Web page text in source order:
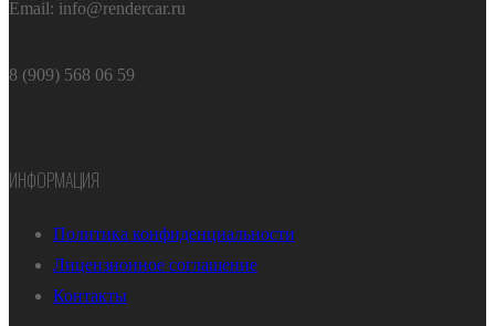
Email: info@rendercar.ru
8 (909) 568 06 59
ИНФОРМАЦИЯ
Политика конфиденциальности
Лицензионное соглашение
Контакты